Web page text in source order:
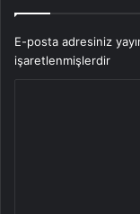
E-posta adresiniz
işaretlenmişlerdir